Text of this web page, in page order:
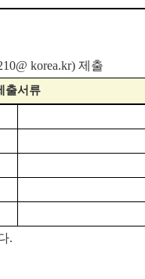
korea.kr) 제출
출서류
.